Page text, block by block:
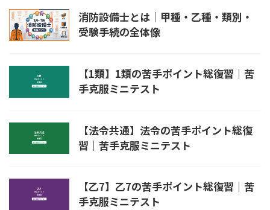
消防設備士とは｜甲種・乙種・類別・
受験手続の全体像
【1類】1類の苦手ポイント総復習｜苦
手克服ミニテスト
【法令共通】法令の苦手ポイント総復
習｜苦手克服ミニテスト
【乙7】乙7の苦手ポイント総復習｜苦
手克服ミニテスト